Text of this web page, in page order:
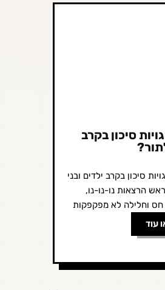
סיכון בקרב
סיכון בקרב ילדים ובני
הרצאות נו-נו-נו,
חס וחלילה לא מפקפקות
עוד